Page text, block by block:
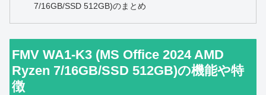
7/16GB/SSD 512GB)のまとめ
FMV WA1-K3 (MS Office 2024 AMD
Ryzen 7/16GB/SSD 512GB)の機能や特
徴